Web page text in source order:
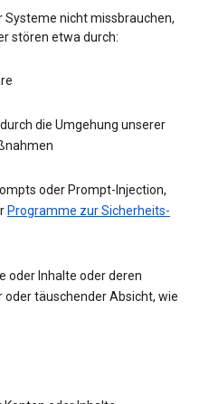
Systeme nicht missbrauchen,
stören etwa durch:
die Umgehung unserer
oder Prompt-Injection,
Programme zur Sicherheits-
oder Inhalte oder deren
oder täuschender Absicht, wie